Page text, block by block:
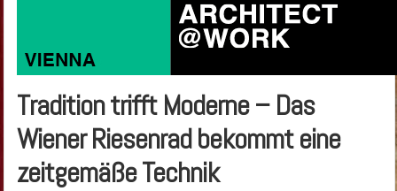
Tradition trifft Moderne – Das
Wiener Riesenrad bekommt eine
zeitgemäße Technik